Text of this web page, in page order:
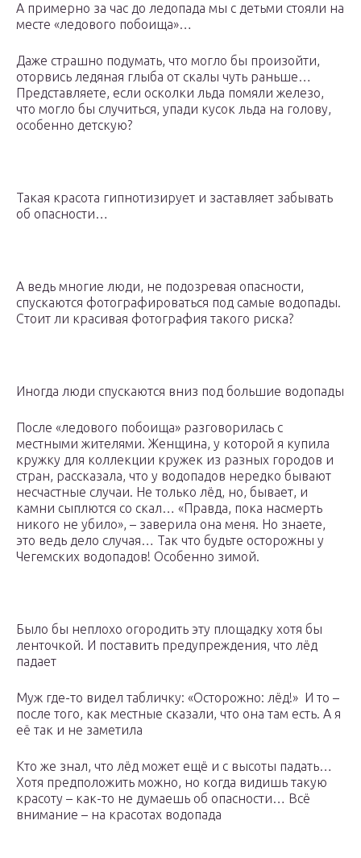
А примерно за час до ледопада мы с детьми стояли на
месте «ледового побоища»…
Даже страшно подумать, что могло бы произойти,
оторвись ледяная глыба от скалы чуть раньше…
Представляете, если осколки льда помяли железо,
что могло бы случиться, упади кусок льда на голову,
особенно детскую?
Такая красота гипнотизирует и заставляет забывать
об опасности…
А ведь многие люди, не подозревая опасности,
спускаются фотографироваться под самые водопады.
Стоит ли красивая фотография такого риска?
Иногда люди спускаются вниз под большие водопады
После «ледового побоища» разговорилась с
местными жителями. Женщина, у которой я купила
кружку для коллекции кружек из разных городов и
стран, рассказала, что у водопадов нередко бывают
несчастные случаи. Не только лёд, но, бывает, и
камни сыплются со скал… «Правда, пока насмерть
никого не убило», – заверила она меня. Но знаете,
это ведь дело случая… Так что будьте осторожны у
Чегемских водопадов! Особенно зимой.
Было бы неплохо огородить эту площадку хотя бы
ленточкой. И поставить предупреждения, что лёд
падает
Муж где-то видел табличку: «Осторожно: лёд!» И то –
после того, как местные сказали, что она там есть. А я
её так и не заметила
Кто же знал, что лёд может ещё и с высоты падать…
Хотя предположить можно, но когда видишь такую
красоту – как-то не думаешь об опасности… Всё
внимание – на красотах водопада